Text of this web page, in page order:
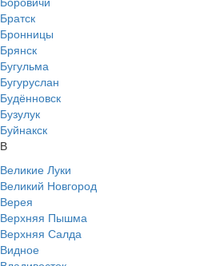
Братск
Бронницы
Брянск
Бугульма
Бугуруслан
Будённовск
Бузулук
Буйнакск
В
Великие Луки
Великий Новгород
Верея
Верхняя Пышма
Верхняя Салда
Видное